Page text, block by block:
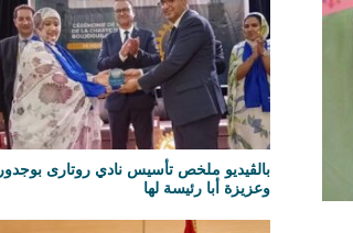
بالڨيديو ملخص تأسيس نادي روتارى بوجدور
وعزيزة أبا رئيسة لها